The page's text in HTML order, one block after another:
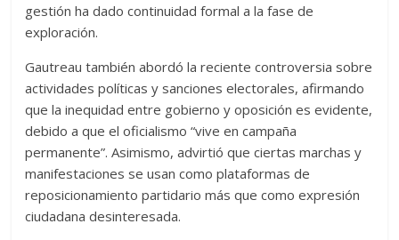
gestión ha dado continuidad formal a la fase de
exploración.
Gautreau también abordó la reciente controversia sobre
actividades políticas y sanciones electorales, afirmando
que la inequidad entre gobierno y oposición es evidente,
debido a que el oficialismo “vive en campaña
permanente”. Asimismo, advirtió que ciertas marchas y
manifestaciones se usan como plataformas de
reposicionamiento partidario más que como expresión
ciudadana desinteresada.